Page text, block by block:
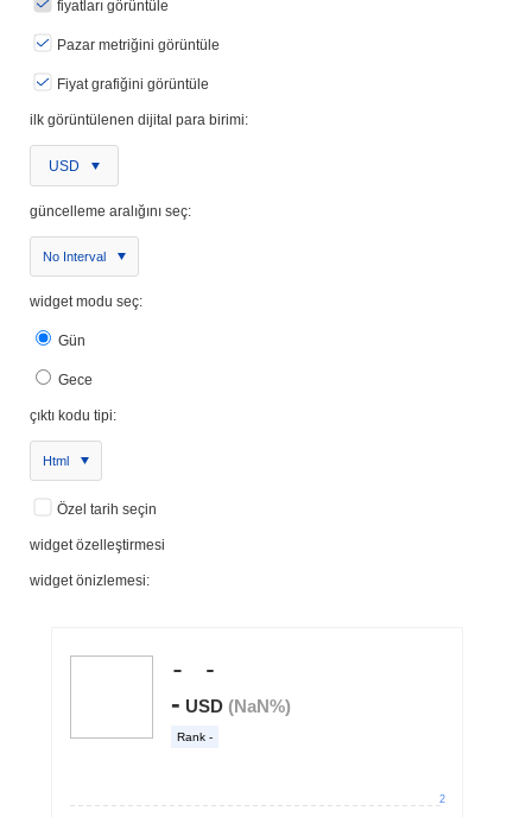
fiyatları görüntüle
Pazar metriğini görüntüle
Fiyat grafiğini görüntüle
ilk görüntülenen dijital para birimi:
USD
güncelleme aralığını seç:
No Interval
widget modu seç:
Gün
Gece
çıktı kodu tipi:
Html
Özel tarih seçin
widget özelleştirmesi
widget önizlemesi: